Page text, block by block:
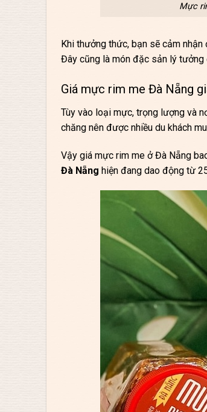
Mực
Khi thưởng thức, bạn sẽ cảm
Đây cũng là món đặc sản lý tưởng
Giá mực rim me Đà Nẵng
Tùy vào loại mực, trọng lượng và
chăng nên được nhiều du khách
Vậy giá mực rim me ở Đà Nẵng
Đà Nẵng hiện đang dao động từ